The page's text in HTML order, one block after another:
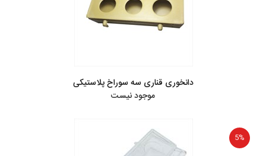
دانخوری قناری سه سوراخ پلاستیکی
موجود نیست
5%